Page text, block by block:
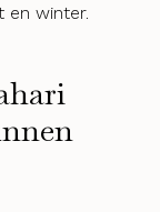
en winter.